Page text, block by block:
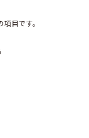
目です。